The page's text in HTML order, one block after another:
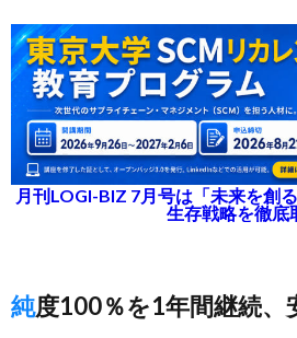
月刊LOGI-BIZ 7月号は「未来を創
生存戦略を徹底
純度100％を1年間継続